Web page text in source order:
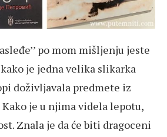
po mom mišljenju jeste
je jedna velika slikarka
doživljavala predmete iz
je u njima videla lepotu,
Znala je da će biti dragoceni